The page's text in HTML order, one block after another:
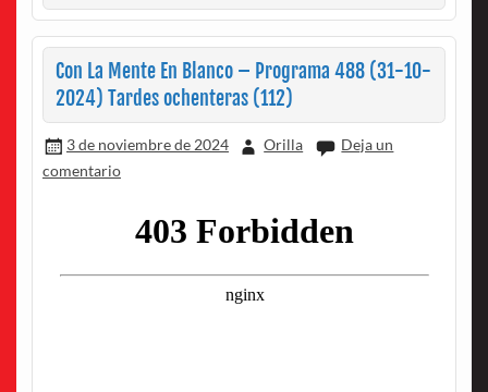
Con La Mente En Blanco – Programa 488 (31-10-
2024) Tardes ochenteras (112)
3 de noviembre de 2024 Orilla
Deja un
comentario